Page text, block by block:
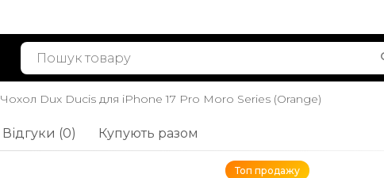
Чохол Dux Ducis для iPhone 17 Pro Moro Series (Orange)
Відгуки (0) Купують разом
Топ продажу